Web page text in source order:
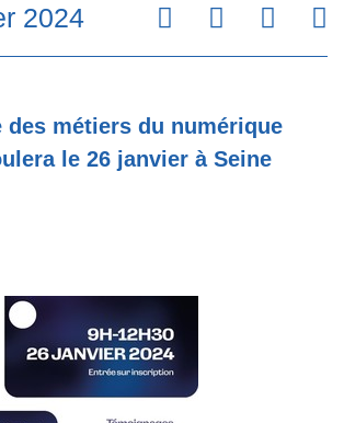
2024 Facebook
Twitter
des métiers du numérique
le 26 janvier à Seine